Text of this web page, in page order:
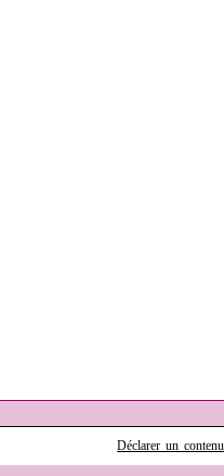
Déclarer un